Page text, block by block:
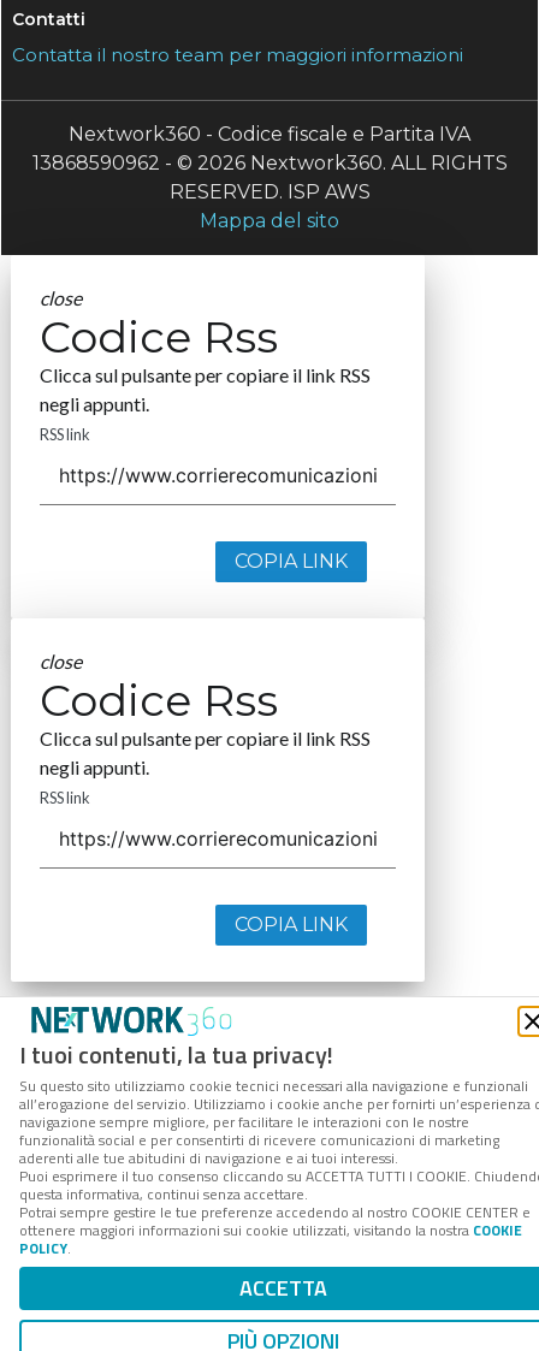
I tuoi contenuti, la tua privacy!
Su questo sito utilizziamo cookie tecnici necessari alla navigazione e funzionali
all’erogazione del servizio. Utilizziamo i cookie anche per fornirti un’esperienza
navigazione sempre migliore, per facilitare le interazioni con le nostre
funzionalità social e per consentirti di ricevere comunicazioni di marketing
aderenti alle tue abitudini di navigazione e ai tuoi interessi.
Puoi esprimere il tuo consenso cliccando su ACCETTA TUTTI I COOKIE.
questa informativa, continui senza accettare.
Potrai sempre gestire le tue preferenze accedendo al nostro COOKIE CENTER e
ottenere maggiori informazioni sui cookie utilizzati, visitando la nostra COOKIE
POLICY.
ACCETTA
PIÙ OPZIONI
Contatti
Contatta il nostro team per maggiori informazioni
Nextwork360 - Codice fiscale e Partita IVA
13868590962 - © 2026 Nextwork360. ALL RIGHTS
RESERVED. ISP AWS
Mappa del sito
close
Codice Rss
Clicca sul pulsante per copiare il link RSS
negli appunti.
RSS link
COPIA LINK
close
Codice Rss
Clicca sul pulsante per copiare il link RSS
negli appunti.
RSS link
COPIA LINK